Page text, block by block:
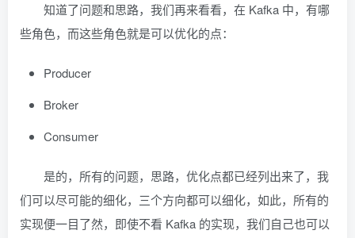
知道了问题和思路，我们再来看看，在 Kafka 中，有哪
些角色，而这些角色就是可以优化的点：
Producer
Broker
Consumer
是的，所有的问题，思路，优化点都已经列出来了，我
们可以尽可能的细化，三个方向都可以细化，如此，所有的
实现便一目了然，即使不看 Kafka 的实现，我们自己也可以